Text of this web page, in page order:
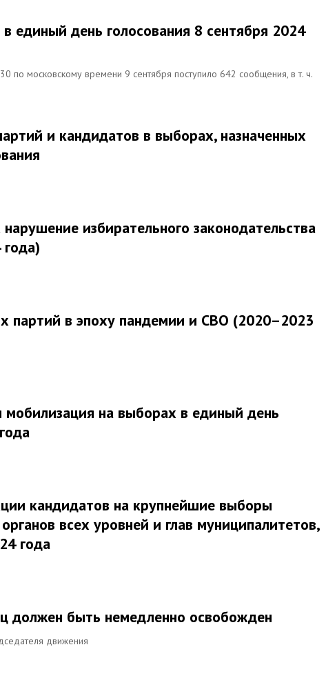
единый день голосования 8 сентября 2024
по московскому времени 9 сентября поступило 642 сообщения, в т. ч.
и кандидатов в выборах, назначенных
избирательного законодательства
партий в эпоху пандемии и СВО (2020–2023
мобилизация на выборах в единый день
кандидатов на крупнейшие выборы
всех уровней и глав муниципалитетов,
года
должен быть немедленно освобожден
движения